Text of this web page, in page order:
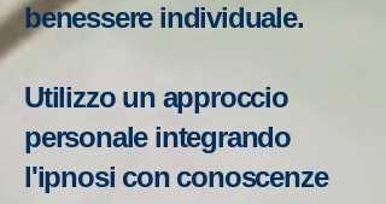
benessere individuale.
Utilizzo un approccio
personale integrando
l'ipnosi con conoscenze